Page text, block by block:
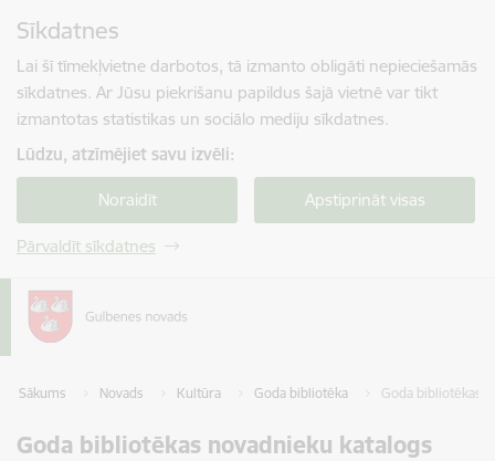
Sīkdatnes
Lai šī tīmekļvietne darbotos, tā izmanto obligāti nepieciešamās
sīkdatnes. Ar Jūsu piekrišanu papildus šajā vietnē var tikt
izmantotas statistikas un sociālo mediju sīkdatnes.
Lūdzu, atzīmējiet savu izvēli:
Noraidīt Apstiprināt visas
Pārvaldīt sīkdatnes
Sākums Novads Kultūra Goda bibliotēka Goda bibliotēkas
Goda bibliotēkas novadnieku katalogs